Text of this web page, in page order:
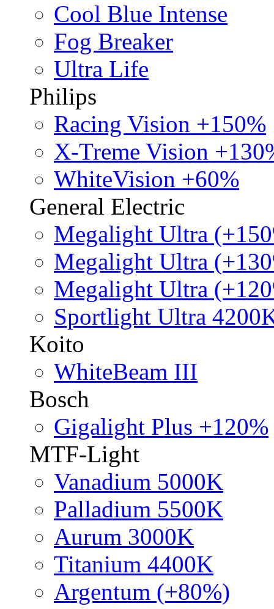
Cool Blue Intense
Fog Breaker
Ultra Life
Philips
Racing Vision +150%
X-Treme Vision
WhiteVision +60%
General Electric
Megalight Ultra
Megalight Ultra
Megalight Ultra
Sportlight Ultra
Koito
WhiteBeam III
Bosch
Gigalight Plus +120%
MTF-Light
Vanadium 5000K
Palladium 5500K
Aurum 3000K
Titanium 4400K
Argentum (+80%)